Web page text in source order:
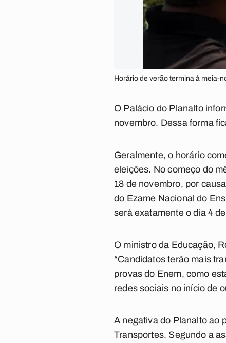
Horário de verão termina à meia-
O Palácio do Planalto
novembro. Dessa forma
Geralmente, o horário
eleições. No começo do
18 de novembro, por
do Ezame Nacional do
será exatamente o dia 4
O ministro da Educação,
“Candidatos terão mais
provas do Enem, como
redes sociais no início de
A negativa do Planalto ao
Transportes. Segundo a